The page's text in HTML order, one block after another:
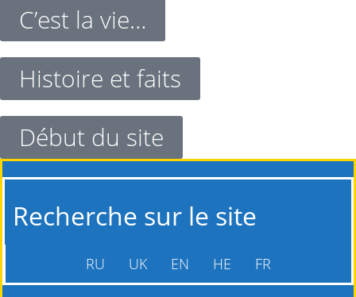
C’est la vie…
Histoire et faits
Début du site
Recherche sur le site
RU UK EN HE FR